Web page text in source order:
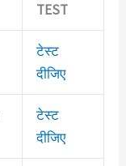
TEST
टेस्ट
दीजिए
टेस्ट
दीजिए